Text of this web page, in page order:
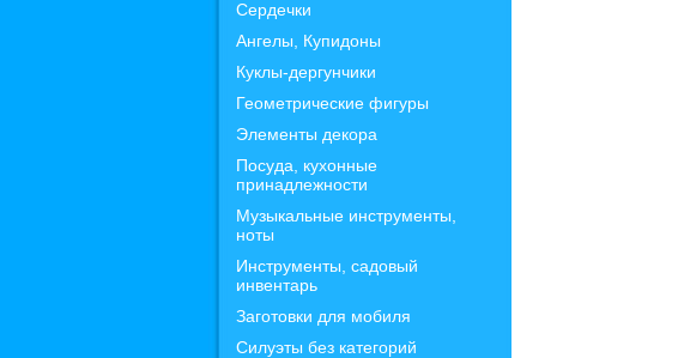
Сердечки
Ангелы, Купидоны
Куклы-дергунчики
Геометрические фигуры
Элементы декора
Посуда, кухонные
принадлежности
Музыкальные инструменты,
ноты
Инструменты, садовый
инвентарь
Заготовки для мобиля
Силуэты без категорий